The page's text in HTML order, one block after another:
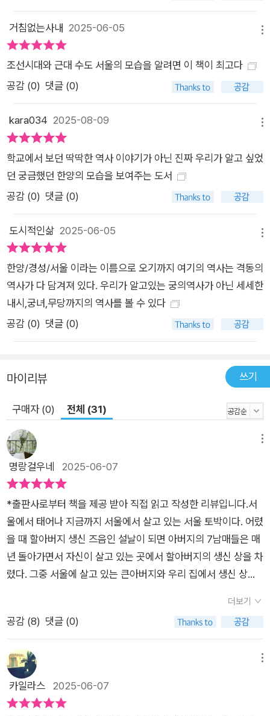
거침없는사내 2025-06-05
조선시대와 근대 수도 서울의 모습을 알려면 이 책이 최고다
공감 (0) 댓글 (0)
kara034 2025-08-09
학교에서 보던 딱딱한 역사 이야기가 아닌 진짜 우리가 알고 싶었
던 궁금했던 한양의 모습을 보여주는 도서
공감 (0) 댓글 (0)
도시적인삶 2025-06-05
한양/경성/서울 이라는 이름으로 오기까지 여기의 역사는 격동의
역사가 다 담겨져 있다. 우리가 알고있는 궁의역사가 아닌 세세한
내시,궁녀,무당까지의 역사를 볼 수 있다
공감 (0) 댓글 (0)
마이리뷰 쓰기
구매자 (0) 전체 (31)
명랑걸우네 2025-06-07
*출판사로부터 책을 제공 받아 직접 읽고 작성한 리뷰입니다.서
울에서 태어나 지금까지 서울에서 살고 있는 서울 토박이다. 어렸
을 때 할아버지 생신 즈음인 설날이 되면 아버지의 7남매들은 매
년 돌아가면서 자신이 살고 있는 곳에서 할아버지의 생신 상을 차
렸다. 그중 서울에 살고 있는 큰아버지와 우리 집에서 생신 상을
때면 단골로 갔던 롯데월드와 서울에 살았지만 자주 가지 못했던
63빌딩, 청와대 등 서울의 랜드마크가 된 곳들을 다녔던 기억이
접하며 정말 몰랐던 사실을 많이 깨닫게 된다. 덕분에 지금과 달
랐던, 또 지금과 많이 닮았던 서울의 과거를 재조명하는 시간이
되었다.​서울의 인구 과밀화와 여러 가지 문제들을 해결하기 위해
더보기
공감 (8) 댓글 (0)
카일라스 2025-06-07